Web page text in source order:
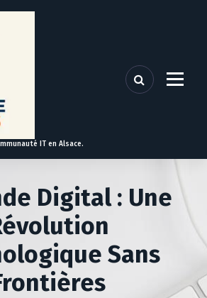
IT en Alsace.
Digital : Une
Sans